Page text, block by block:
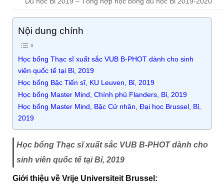
Nội dung chính
Học bổng Thạc sĩ xuất sắc VUB B-PHOT dành cho sinh
viên quốc tế tại Bỉ, 2019
Học bổng Bậc Tiến sĩ, KU Leuven, Bỉ, 2019
Học bổng Master Mind, Chính phủ Flanders, Bỉ, 2019
Học bổng Master Mind, Bậc Cử nhân, Đại học Brussel, Bỉ,
2019
Học bổng Thạc sĩ xuất sắc VUB B-PHOT dành cho
sinh viên quốc tế tại Bỉ, 2019
Giới thiệu về Vrije Universiteit Brussel: